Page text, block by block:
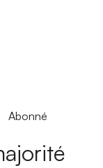
Abonné